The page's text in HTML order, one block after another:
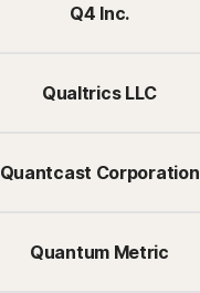
Q4 Inc.
Qualtrics LLC
Quantcast Corporation
Quantum Metric